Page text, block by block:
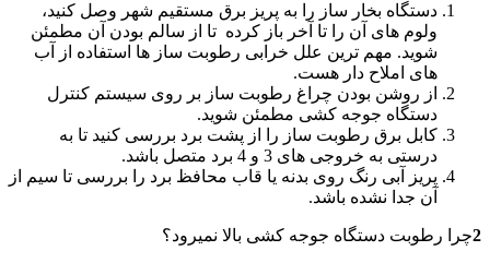
دستگاه بخار ساز را به پریز برق مستقیم شهر وصل کنید،
ولوم های آن را تا آخر باز کرده تا از سالم بودن آن مطمئن
شوید. مهم ترین علل خرابی رطوبت ساز ها استفاده از آب
های املاح دار هست.
از روشن بودن چراغ رطوبت ساز بر روی سیستم کنترل
دستگاه جوجه کشی مطمئن شوید.
کابل برق رطوبت ساز را از پشت برد بررسی کنید تا به
درستی به خروجی های 3 و 4 برد متصل باشد.
پریز آبی رنگ روی بدنه یا قاب محافظ برد را بررسی تا سیم از
آن جدا نشده باشد.
2چرا رطوبت دستگاه جوجه کشی بالا نمیرود؟